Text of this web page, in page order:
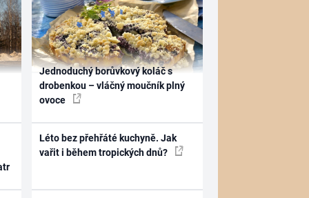
Jednoduchý borůvkový koláč s
drobenkou – vláčný moučník plný
ovoce
Léto bez přehřáté kuchyně. Jak
vařit i během tropických dnů?